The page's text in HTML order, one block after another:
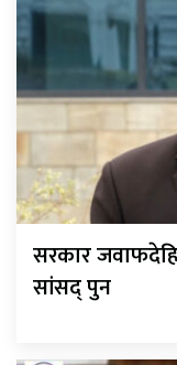
सरकार
सांसद् पुन